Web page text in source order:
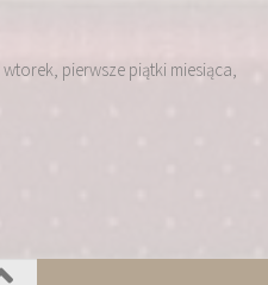
pierwsze piątki miesiąca,